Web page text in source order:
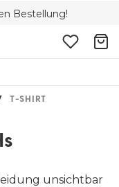
Bestellung!
über CHF 150
T-SHIRT
unsichtbar